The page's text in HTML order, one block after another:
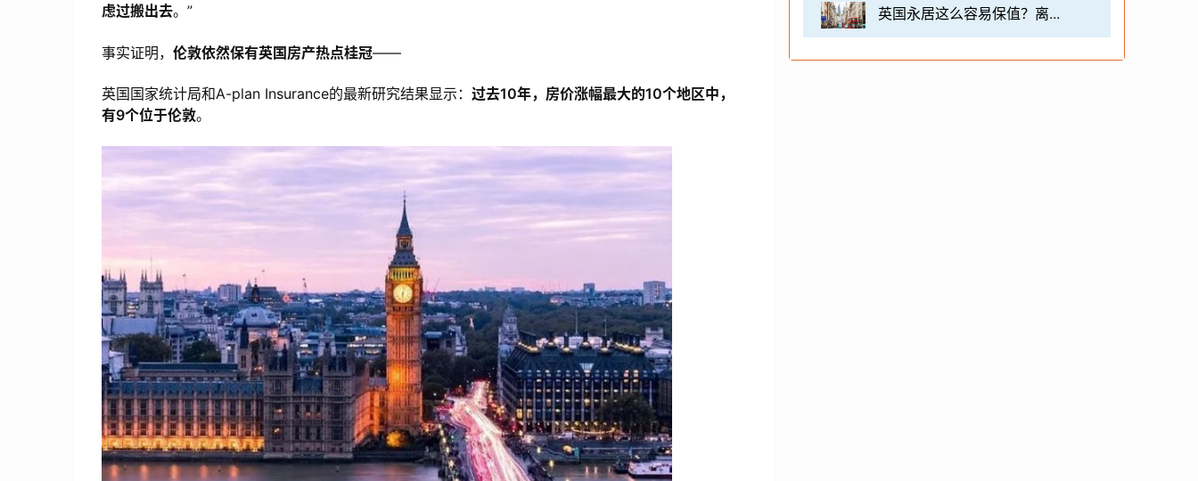
虑过搬出去。”
事实证明， 伦敦依然保有英国房产热点桂冠——
英国国家统计局和A-plan Insurance的最新研究结果显示： 过去10年，房价涨幅最大的10个地区中，
有9个位于伦敦。
英国永居这么容易保值？离...